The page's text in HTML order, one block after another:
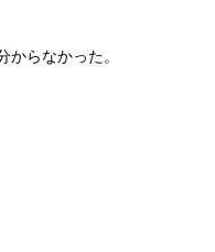
からなかった。